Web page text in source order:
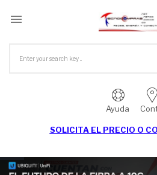

Ayuda
SOLICITA EL PRECIO O